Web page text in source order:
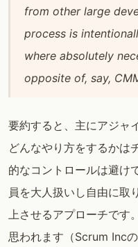
from other large
process is
where absolutely
opposite of, say,
要約すると、主にアジャ
どんなやり方をするかは
的なコントロールは避け
員を大人扱いし自由に取
上させるアプローチです
思われます（Scrum Inc